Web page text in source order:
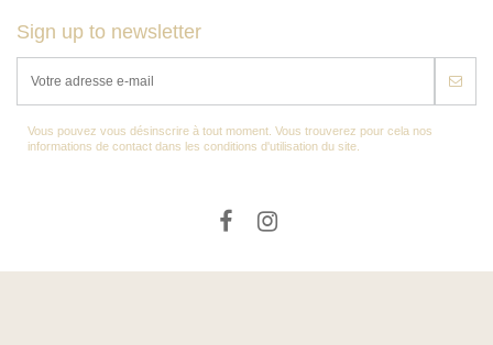
Sign up to newsletter
Vous pouvez vous désinscrire à tout moment. Vous trouverez pour cela nos
informations de contact dans les conditions d'utilisation du site.